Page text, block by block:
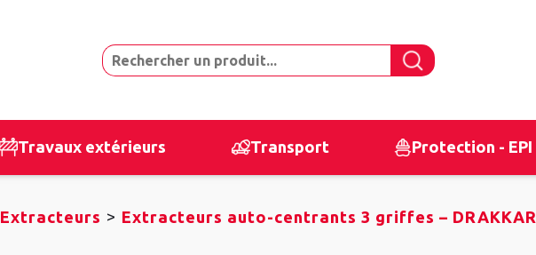
Travaux extérieurs Transport Protection - EPI
Extracteurs > Extracteurs auto-centrants 3 griffes – DRAKKAR